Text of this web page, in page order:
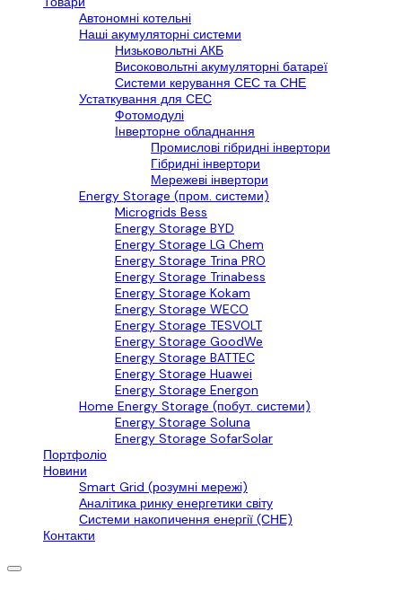
Автономні котельні
Наші акумуляторні системи
Низьковольтні АКБ
Високовольтні акумуляторні батареї
Системи керування СЕС та СНЕ
Устаткування для СЕС
Фотомодулі
Інверторне обладнання
Промислові гібридні інвертори
Гібридні інвертори
Мережеві інвертори
Energy Storage (пром. системи)
Microgrids Bess
Energy Storage BYD
Energy Storage LG Chem
Energy Storage Trina PRO
Energy Storage Trinabess
Energy Storage Kokam
Energy Storage WECO
Energy Storage TESVOLT
Energy Storage GoodWe
Energy Storage BATTEC
Energy Storage Huawei
Energy Storage Energon
Home Energy Storage (побут. системи)
Energy Storage Soluna
Energy Storage SofarSolar
Портфоліо
Новини
Smart Grid (розумні мережі)
Аналітика ринку енергетики світу
Системи накопичення енергії (СНЕ)
Контакти